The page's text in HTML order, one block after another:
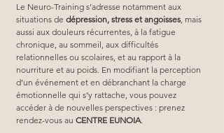
Le Neuro-Training s’adresse notamment aux
situations de dépression, stress et angoisses , mais
aussi aux douleurs récurrentes, à la fatigue
chronique, au sommeil, aux difficultés
relationnelles ou scolaires, et au rapport à la
nourriture et au poids. En modifiant la perception
d’un événement et en débranchant la charge
émotionnelle qui s’y rattache, vous pouvez
accéder à de nouvelles perspectives : prenez
rendez-vous au CENTRE EUNOIA.